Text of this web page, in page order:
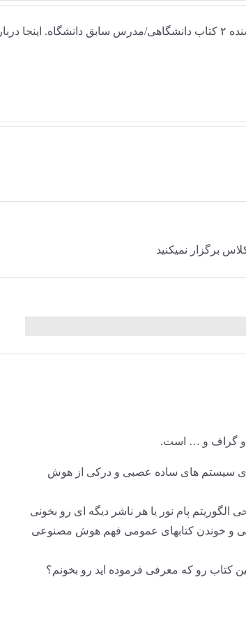
علاقه‌مند به اینترنت و روان‌شناسی/ریاضی‌خوانده/وبلاگ‌نویس/نویسنده ۲ کتاب دانشگاهی/مدرس سابق دانشگاه. اینجا
برگزار نمیکنید
و گراف و … است.
سیستم های ساده عصبی و درکی از هوش
پام نور یا هر ناشر دیگه ای رو بخونی
و خوندن کتابهای عمومی فهم هوش مصنوعی
کتاب رو که معرفی فرموده اید رو بخونم؟